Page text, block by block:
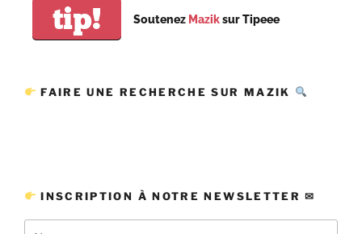
tip! Soutenez Maziksur Tipeee
FAIRE UNE RECHERCHE SUR MAZIK
INSCRIPTION À NOTRE NEWSLETTER ✉